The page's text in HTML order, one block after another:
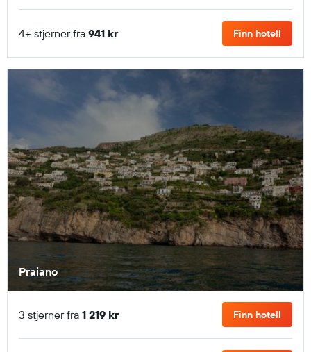
4+ stjerner fra 941 kr Finn hotell
Praiano
3 stjerner fra 1 219 kr Finn hotell